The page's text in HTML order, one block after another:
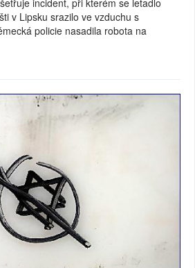
v Lipsku srazilo ve vzduchu s
policie nasadila robota na